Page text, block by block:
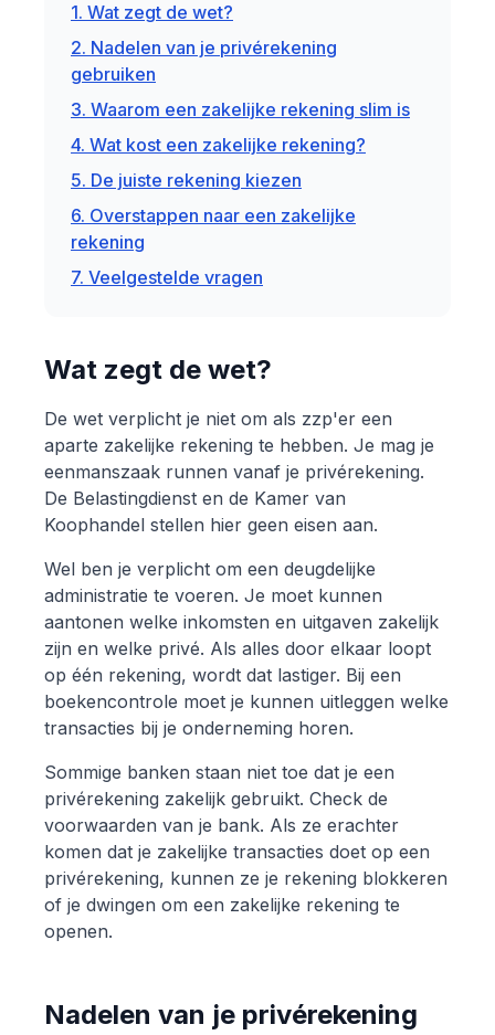
1. Wat zegt de wet?
2. Nadelen van je privérekening
gebruiken
3. Waarom een zakelijke rekening slim is
4. Wat kost een zakelijke rekening?
5. De juiste rekening kiezen
6. Overstappen naar een zakelijke
rekening
7. Veelgestelde vragen
Wat zegt de wet?
De wet verplicht je niet om als zzp'er een
aparte zakelijke rekening te hebben. Je mag je
eenmanszaak runnen vanaf je privérekening.
De Belastingdienst en de Kamer van
Koophandel stellen hier geen eisen aan.
Wel ben je verplicht om een deugdelijke
administratie te voeren. Je moet kunnen
aantonen welke inkomsten en uitgaven zakelijk
zijn en welke privé. Als alles door elkaar loopt
op één rekening, wordt dat lastiger. Bij een
boekencontrole moet je kunnen uitleggen welke
transacties bij je onderneming horen.
Sommige banken staan niet toe dat je een
privérekening zakelijk gebruikt. Check de
voorwaarden van je bank. Als ze erachter
komen dat je zakelijke transacties doet op een
privérekening, kunnen ze je rekening blokkeren
of je dwingen om een zakelijke rekening te
openen.
Nadelen van je privérekening